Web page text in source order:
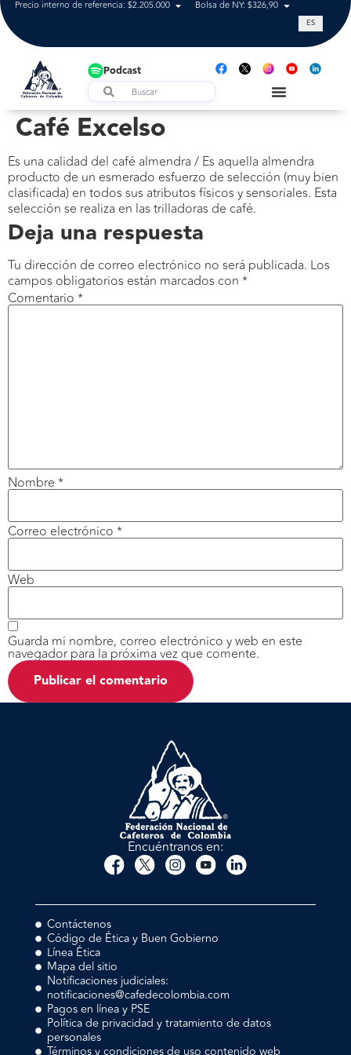
Precio interno de referencia: $2.205.000 Bolsa de NY: $326,90 Tasa de
ES
Podcast
Café Excelso
Es una calidad del café almendra / Es aquella almendra
producto de un esmerado esfuerzo de selección (muy bien
clasificada) en todos sus atributos físicos y sensoriales. Esta
selección se realiza en las trilladoras de café.
Deja una respuesta
Tu dirección de correo electrónico no será publicada. Los
campos obligatorios están marcados con *
Comentario *
Nombre *
Correo electrónico *
Web
Guarda mi nombre, correo electrónico y web en este
navegador para la próxima vez que comente.
Encuéntranos en:
Contáctenos
Código de Ética y Buen Gobierno
Línea Ética
Mapa del sitio
Notificaciones judiciales:
notificaciones@cafedecolombia.com
Pagos en línea y PSE
Política de privacidad y tratamiento de datos
personales
Términos y condiciones de uso contenido web